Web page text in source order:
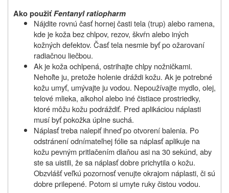
Ako použiťFentanyl ratiopharm
Nájdite rovnú časť hornej časti tela (trup) alebo ramena,
kde je koža bez chlpov, rezov, škvŕn alebo iných
kožných defektov. Časť tela nesmie byť po ožarovaní
radiačnou liečbou.
Ak je koža ochlpená, ostrihajte chlpy nožničkami.
Nehoľte ju, pretože holenie dráždi kožu. Ak je potrebné
kožu umyť, umývajte ju vodou. Nepoužívajte mydlo, olej,
telové mlieka, alkohol alebo iné čistiace prostriedky,
ktoré môžu kožu podráždiť. Pred aplikáciou náplasti
musí byť pokožka úplne suchá.
Náplasť treba nalepiť ihneď po otvorení balenia. Po
odstránení odnímateľnej fólie sa náplasť aplikuje na
kožu pevným pritlačením dlaňou asi na 30 sekúnd, aby
ste sa uistili, že sa náplasť dobre prichytila o kožu.
Obzvlášť veľkú pozornosť venujte okrajom náplasti, či sú
dobre prilepené. Potom si umyte ruky čistou vodou.